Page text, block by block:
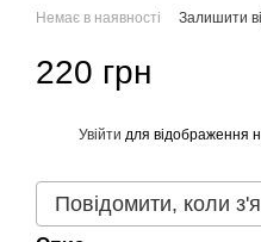
Немає в наявності Залишити
220 грн
Увійти для відображення
Повідомити, коли